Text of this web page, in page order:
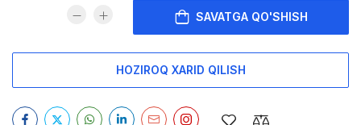
SAVATGA QO'SHISH
HOZIROQ XARID QILISH